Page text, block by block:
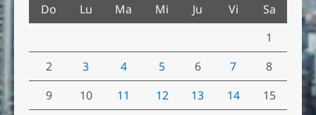
Do Lu Ma Mi Ju Vi
Sa
1
2
3 4 5 6 7
8
9
10 11 12 13 14
15